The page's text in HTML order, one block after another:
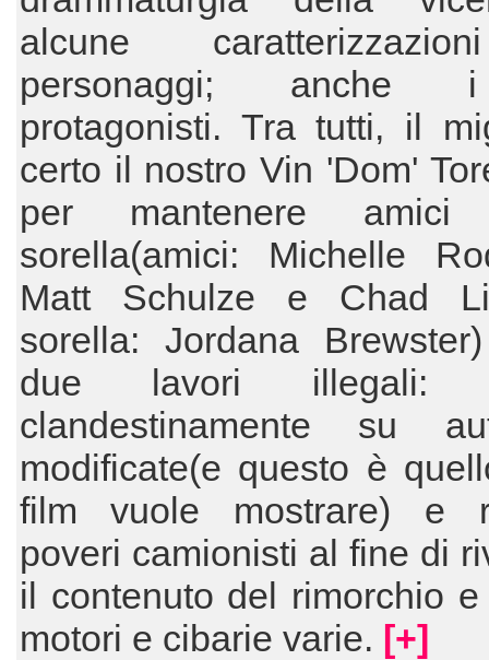
alcune
personaggi;
protagonisti. Tra tutti, il
certo il nostro Vin 'Dom'
per mantenere
sorella(amici: Michelle
Matt Schulze e Chad
sorella: Jordana
due lavori illegali:
clandestinamente su
modificate(e questo è
film vuole mostrare) e
poveri camionisti al fine di
il contenuto del rimorchio
motori e cibarie varie. [+]